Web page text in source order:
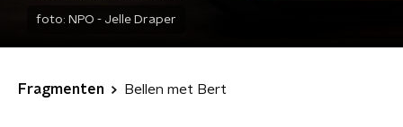
foto: NPO - Jelle Draper
Fragmenten Bellen met Bert